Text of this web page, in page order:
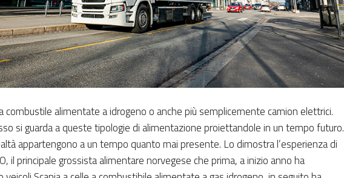
combustile alimentate a idrogeno o anche più semplicemente camion elettrici.
si guarda a queste tipologie di alimentazione proiettandole in un tempo futuro.
appartengono a un tempo quanto mai presente. Lo dimostra l’esperienza di
il principale grossista alimentare norvegese che prima, a inizio anno ha